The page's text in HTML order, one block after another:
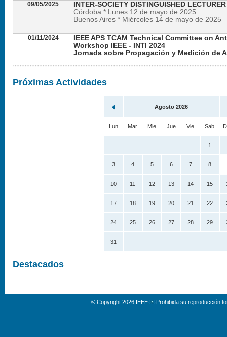
09/05/2025
INTER-SOCIETY DISTINGUISHED
Córdoba * Lunes 12 de mayo de 2025
Buenos Aires * Miércoles 14 de mayo de 2025
01/11/2024
IEEE APS TCAM Technical Committee on
Workshop IEEE - INTI 2024
Jornada sobre Propagación y Medición de
Próximas Actividades
Agosto 2026
Lun Mar Mie Jue Vie Sab
1
3 4 5 6 7 8
10 11 12 13 14 15
17 18 19 20 21 22
24 25 26 27 28 29
31
Destacados
© Copyright 2026 IEEE Prohibida su reproducción